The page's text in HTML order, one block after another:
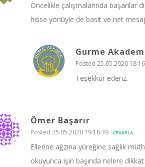
Öncelikle çalışmalarında başarılar
hisse yönüyle de basit ve net
Gurme
Posted 25.05.2020
Teşekkür ederiz.
Ömer Başarır
Posted 25.05.2020 19:18:39 CEVAPLA
Ellerine ağzına yüreğine sağlık
okuyunca işin başında nelere